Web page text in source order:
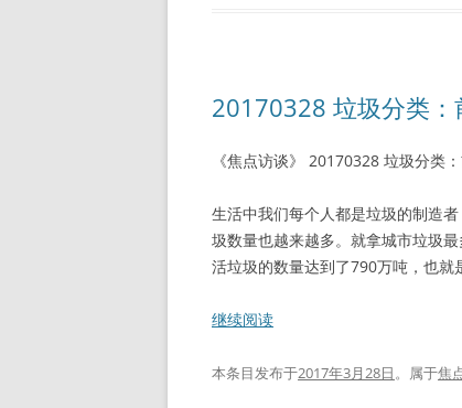
20170328 垃圾分类：
《焦点访谈》 20170328 垃圾分类
生活中我们每个人都是垃圾的制造
圾数量也越来越多。就拿城市垃圾
活垃圾的数量达到了790万吨，也
继续阅读
本条目发布于2017年3月28日。属于焦